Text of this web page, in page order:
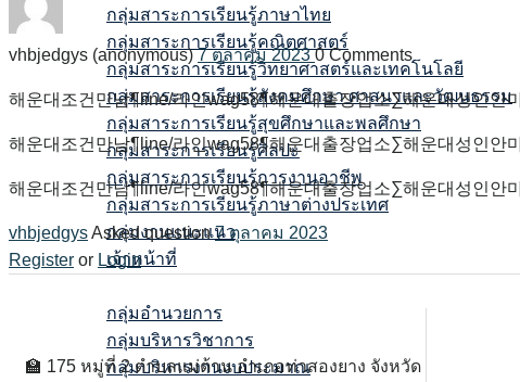
กลุ่มสาระการเรียนรู้ภาษาไทย
กลุ่มสาระการเรียนรู้คณิตศาสตร์
กลุ่มสาระการเรียนรู้วิทยาศาสตร์และเทคโนโลยี
กลุ่มสาระการเรียนรู้สังคมศึกษา ศาสนาและวัฒนธรรม
กลุ่มสาระการเรียนรู้สุขศึกษาและพลศึกษา
กลุ่มสาระการเรียนรู้ศิลปะ
กลุ่มสาระการเรียนรู้การงานอาชีพ
กลุ่มสาระการเรียนรู้ภาษาต่างประเทศ
กลุ่มงานแนะแนว
เจ้าหน้าที่
กลุ่มอำนวยการ
กลุ่มบริหารวิชาการ
กลุ่มบริหารงานงบประมาณ
vhbjedgys (anonymous)7 ตุลาคม 2023 0Comments
해운대조건만남¶line/라인wag58¶해운대출장업소∑해운대성인
해운대조건만남¶line/라인wag58¶해운대출장업소∑해운대성인
해운대조건만남¶line/라인wag58¶해운대출장업소∑해운대성인
vhbjedgysAsked question7 ตุลาคม 2023
Register or Login
🏫 175 หมู่ที่ 2 ตำบลแม่ต้าน อำเภอท่าสองยาง จังหวัด